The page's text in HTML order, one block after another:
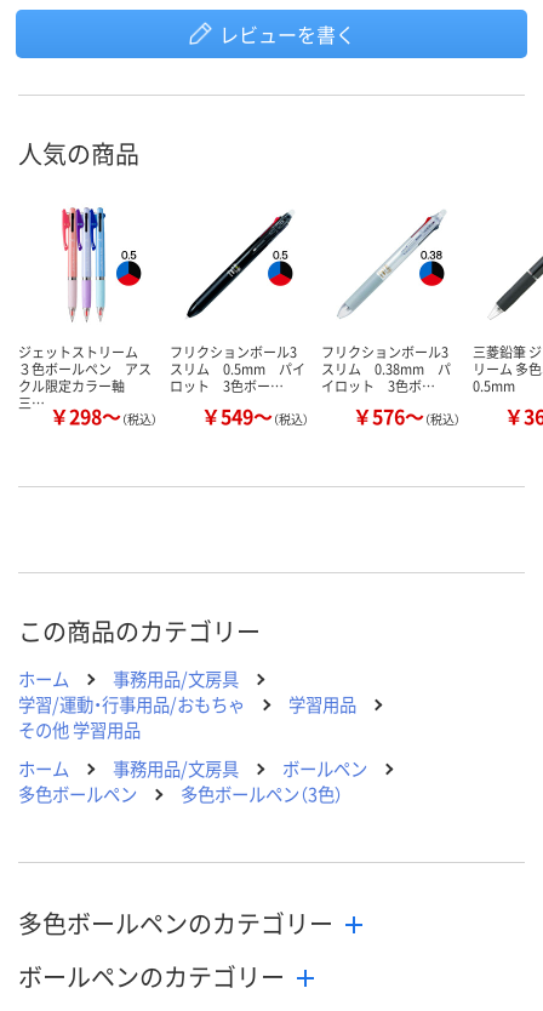
レビューを書く
人気の商品
ジェットストリーム
３色ボールペン アス
クル限定カラー軸
三… ￥298～（税込）
フリクションボール3
スリム 0.5mm パイ
ロット 3色ボー…
￥549～（税込）
フリクションボール3
スリム 0.38mm パ
イロット 3色ボ…
￥576～（税込）
三菱鉛筆
リーム 多
0.5mm
￥
この商品のカテゴリー
ホーム
事務用品/文房具
学習/運動・行事用品/おもちゃ
学習用品
その他 学習用品
ホーム
事務用品/文房具
ボールペン
多色ボールペン
多色ボールペン（3色）
多色ボールペンのカテゴリー
ボールペンのカテゴリー